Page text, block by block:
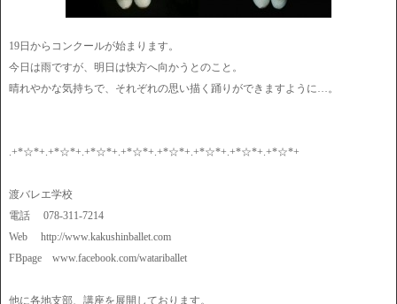
19日からコンクールが始まります。
今日は雨ですが、明日は快方へ向かうとのこと。
晴れやかな気持ちで、それぞれの思い描く踊りができますように…。
.+*☆*+.+*☆*+.+*☆*+.+*☆*+.+*☆*+.+*☆*+.+*☆*+.+*☆*+
渡バレエ学校
電話 078-311-7214
Web http://www.kakushinballet.com
FBpage www.facebook.com/watariballet
他に各地支部、講座を展開しております。